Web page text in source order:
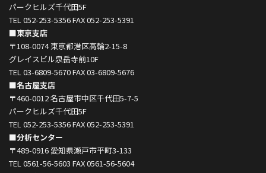
パークヒルズ千代田5F
TEL 052-253-5356 FAX 052-253-5391
■東京支店
〒108-0074 東京都港区高輪2-15-8
グレイスビル泉岳寺前10F
TEL 03-6809-5670 FAX 03-6809-5676
■名古屋支店
〒460-0012 名古屋市中区千代田5-7-5
パークヒルズ千代田5F
TEL 052-253-5356 FAX 052-253-5391
■分析センター
〒489-0916 愛知県瀬戸市平町3-133
TEL 0561-56-5603 FAX 0561-56-5604